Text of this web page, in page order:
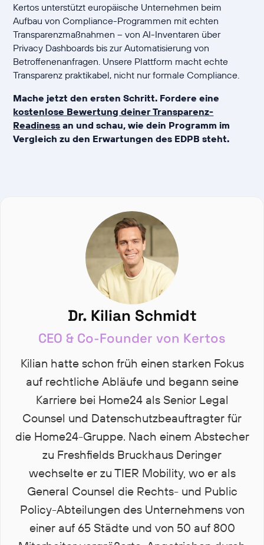
Kertos unterstützt europäische Unternehmen beim
Aufbau von Compliance-Programmen mit echten
Transparenzmaßnahmen – von AI-Inventaren über
Privacy Dashboards bis zur Automatisierung von
Betroffenenanfragen. Unsere Plattform macht echte
Transparenz praktikabel, nicht nur formale Compliance.
Mache jetzt den ersten Schritt. Fordere eine
kostenlose Bewertung deiner Transparenz-
Readiness an und schau, wie dein Programm im
Vergleich zu den Erwartungen des EDPB steht.
Dr. Kilian Schmidt
CEO & Co-Founder von Kertos
Kilian hatte schon früh einen starken Fokus
auf rechtliche Abläufe und begann seine
Karriere bei Home24 als Senior Legal
Counsel und Datenschutzbeauftragter für
die Home24-Gruppe. Nach einem Abstecher
zu Freshfields Bruckhaus Deringer
wechselte er zu TIER Mobility, wo er als
General Counsel die Rechts- und Public
Policy-Abteilungen des Unternehmens von
einer auf 65 Städte und von 50 auf 800